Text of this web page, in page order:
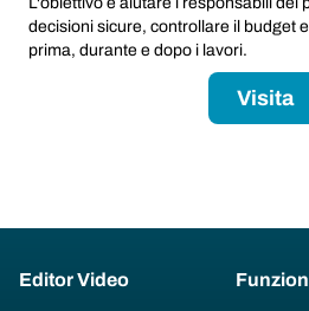
decisioni sicure, controllare il budget
prima, durante e dopo i lavori.
Visita
Editor Video